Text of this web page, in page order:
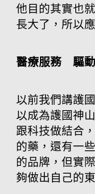
他目的其實也
長大了，所以
醫療服務 驅
以前我們講護
以成為護國神
跟科技做結合
的藥，還有一
的品牌，但實
夠做出自己的